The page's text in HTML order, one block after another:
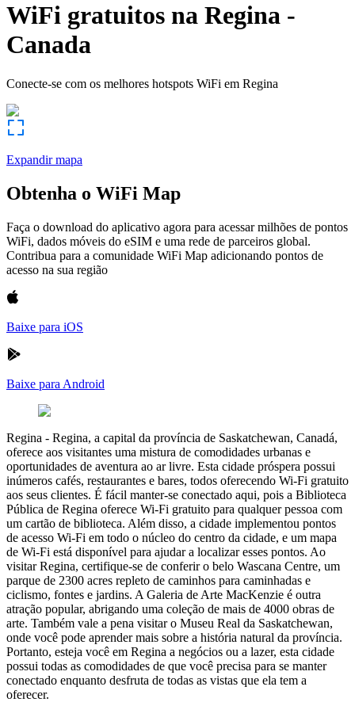
WiFi gratuitos na Regina -
Canada
Conecte-se com os melhores hotspots WiFi em Regina
Expandir mapa
Obtenha o WiFi Map
Faça o download do aplicativo agora para acessar milhões de pontos
WiFi, dados móveis do eSIM e uma rede de parceiros global.
Contribua para a comunidade WiFi Map adicionando pontos de
acesso na sua região
Baixe para iOS
Baixe para Android
Regina - Regina, a capital da província de Saskatchewan, Canadá,
oferece aos visitantes uma mistura de comodidades urbanas e
oportunidades de aventura ao ar livre. Esta cidade próspera possui
inúmeros cafés, restaurantes e bares, todos oferecendo Wi-Fi gratuito
aos seus clientes. É fácil manter-se conectado aqui, pois a Biblioteca
Pública de Regina oferece Wi-Fi gratuito para qualquer pessoa com
um cartão de biblioteca. Além disso, a cidade implementou pontos
de acesso Wi-Fi em todo o núcleo do centro da cidade, e um mapa
de Wi-Fi está disponível para ajudar a localizar esses pontos. Ao
visitar Regina, certifique-se de conferir o belo Wascana Centre, um
parque de 2300 acres repleto de caminhos para caminhadas e
ciclismo, fontes e jardins. A Galeria de Arte MacKenzie é outra
atração popular, abrigando uma coleção de mais de 4000 obras de
arte. Também vale a pena visitar o Museu Real da Saskatchewan,
onde você pode aprender mais sobre a história natural da província.
Portanto, esteja você em Regina a negócios ou a lazer, esta cidade
possui todas as comodidades de que você precisa para se manter
conectado enquanto desfruta de todas as vistas que ela tem a
oferecer.